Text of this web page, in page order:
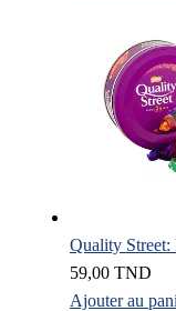
Quality
59,00 TND
Ajouter au